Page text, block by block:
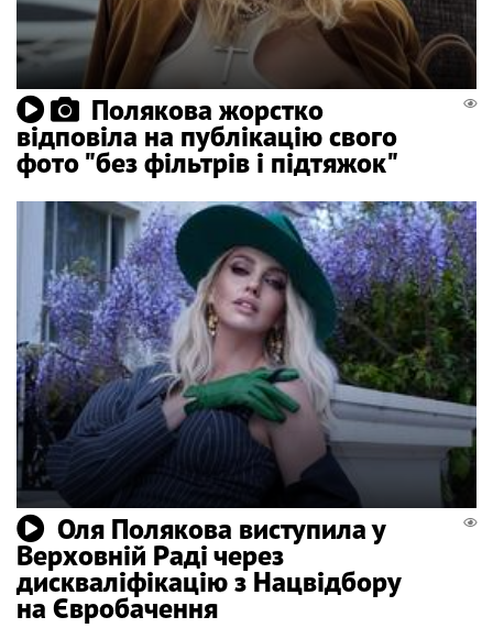
Полякова жорстко
відповіла на публікацію свого
фото "без фільтрів і підтяжок"
Оля Полякова виступила у
Верховній Раді через
дискваліфікацію з Нацвідбору
на Євробачення